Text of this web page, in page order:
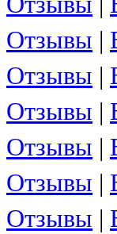
Отзывы |
Отзывы |
Отзывы |
Отзывы |
Отзывы |
Отзывы |